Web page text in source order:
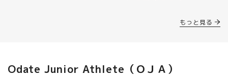
もっと見る
Odate Junior Athlete（ＯＪＡ）